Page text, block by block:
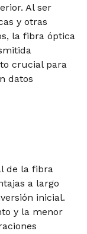
Al ser
y otras
la fibra óptica
crucial para
datos
de la fibra
a largo
inicial.
y la menor